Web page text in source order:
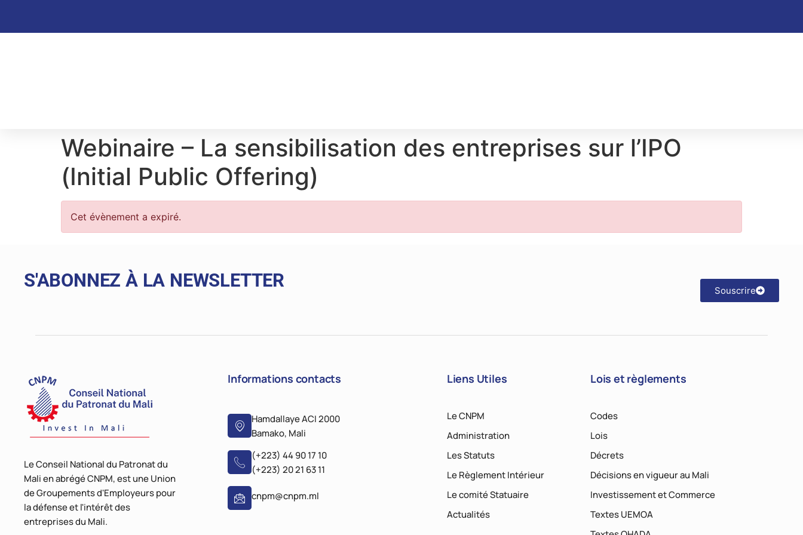
Webinaire – La sensibilisation des entreprises sur l’IPO
(Initial Public Offering)
Cet évènement a expiré.
S'ABONNEZ À LA NEWSLETTER Souscrire
Le Conseil National du Patronat du
Mali en abrégé CNPM, est une Union
de Groupements d'Employeurs pour
la défense et l'intérêt des
entreprises du Mali.
Informations contacts
Hamdallaye ACI 2000
Bamako, Mali
(+223) 44 90 17 10
(+223) 20 21 63 11
cnpm@cnpm.ml
Liens Utiles
Le CNPM
Administration
Les Statuts
Le Règlement Intérieur
Le comité Statuaire
Actualités
Lois et règlements
Codes
Lois
Décrets
Décisions en vigueur au Mali
Investissement et Commerce
Textes UEMOA